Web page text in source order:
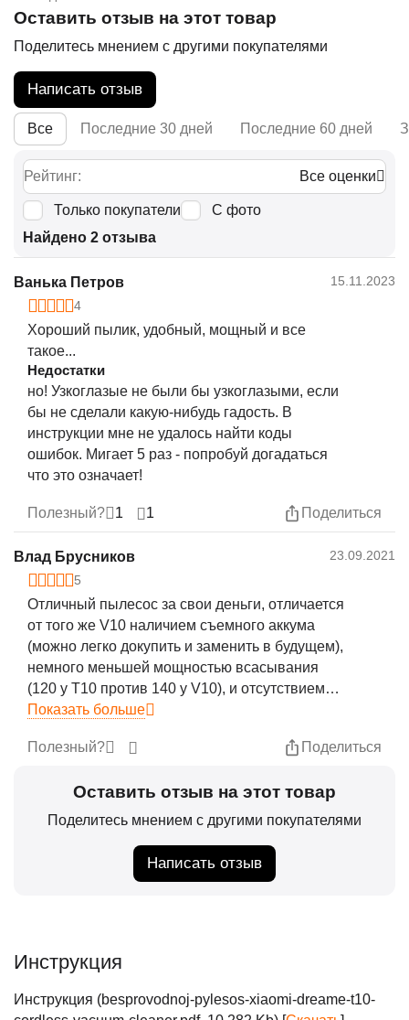
Оставить отзыв на этот товар
Поделитесь мнением с другими покупателями
Написать отзыв
Все Последние 30 дней Последние 60 дней
Рейтинг: Все оценки
Только покупатели
С фото
Найдено 2 отзыва
Ванька Петров
15.11.2023
4
Хороший пылик, удобный, мощный и все
такое...
Недостатки
но! Узкоглазые не были бы узкоглазыми, если
бы не сделали какую-нибудь гадость. В
инструкции мне не удалось найти коды
ошибок. Мигает 5 раз - попробуй догадаться
что это означает!
Полезный? 1 1 Поделиться
Влад Брусников
23.09.2021
5
Отличный пылесос за свои деньги, отличается
от того же V10 наличием съемного аккума
(можно легко докупить и заменить в будущем),
немного меньшей мощностью всасывания
(120 у T10 против 140 у V10), и отсутствием
верхнего фильтра (не знаю насколько это
боковые воздухоотводы). Общие впечатления
все насадки и там же заряжать пылесос,
качество пластика хорошее, на ощупь очень
экономичномсреднем режиме по ламинату и
керамограниту всасывает все очень хорошо,
очищается в пару движений, а встроенный
можно использовать как ручной пылесос при
Показать больше
Полезный? Поделиться
Оставить отзыв на этот товар
Поделитесь мнением с другими покупателями
Написать отзыв
Инструкция
Инструкция (besprovodnoj-pylesos-xiaomi-dreame-t10-